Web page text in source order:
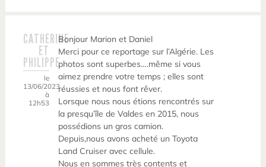
CATHERINE
ET
PHILIPPE
le
13/06/2023
à
12h53
Bonjour Marion et Daniel
Merci pour ce reportage sur l’Algérie. Les
photos sont superbes….même si vous
aimez prendre votre temps ; elles sont
réussies et nous font rêver.
Lorsque nous nous étions rencontrés sur
la presqu’île de Valdes en 2015, nous
possédions un gros camion.
Depuis,nous avons acheté un Toyota
Land Cruiser avec cellule.
Nous en sommes très contents et